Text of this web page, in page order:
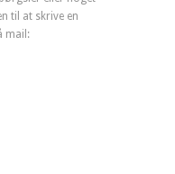
til at skrive en
mail: